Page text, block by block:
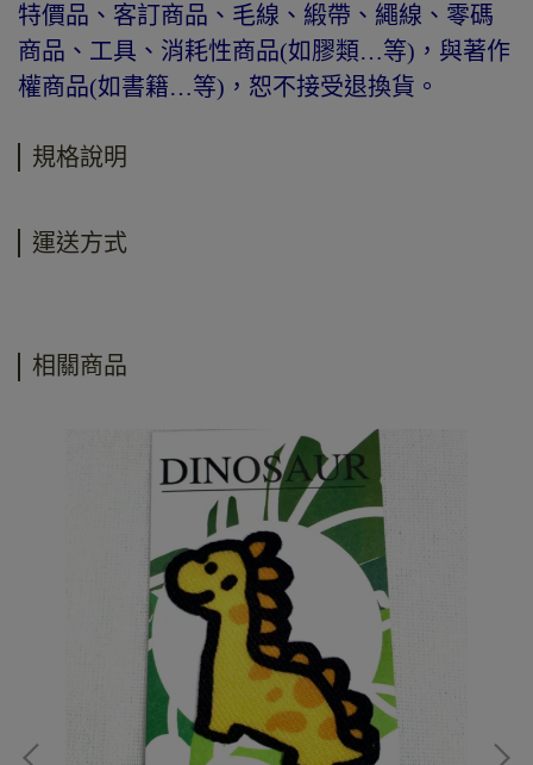
特價品、客訂商品、毛線、緞帶、繩線、零碼
商品、工具、消耗性商品(如膠類…等)，與著作
權商品(如書籍…等)，恕不接受退換貨。
規格說明
運送方式
相關商品